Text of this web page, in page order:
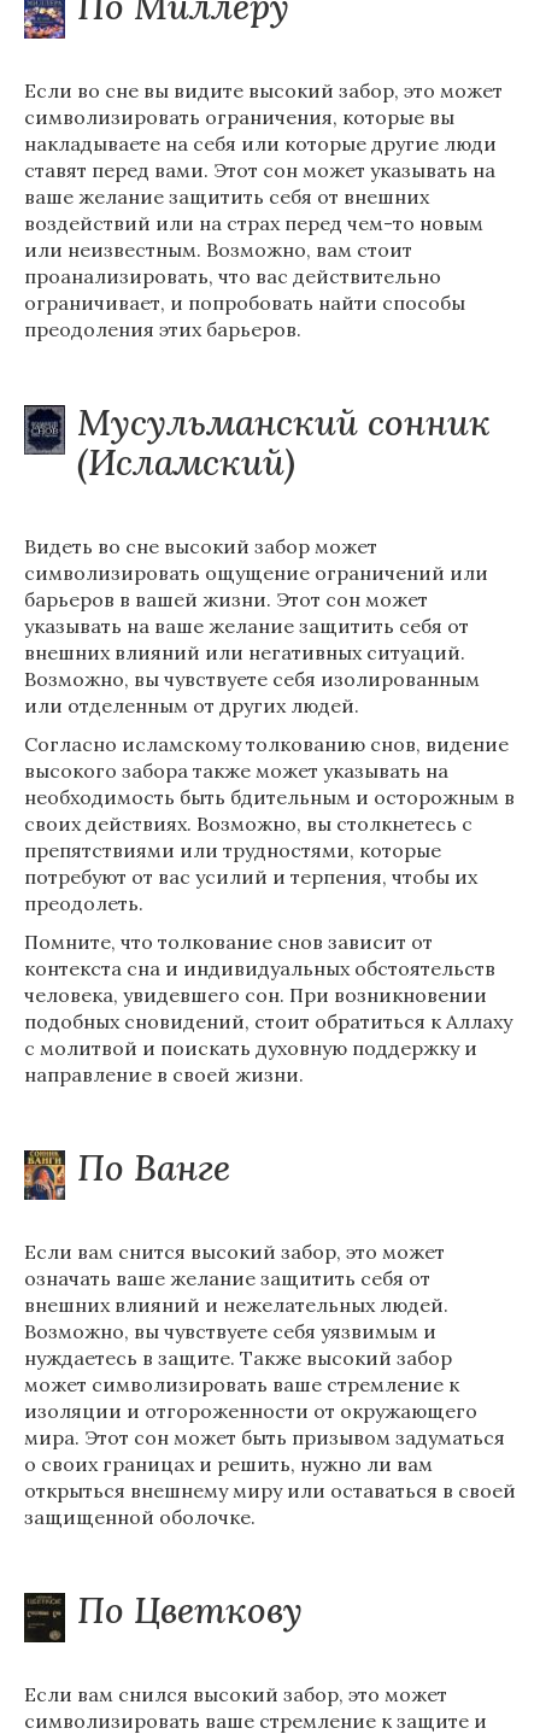
Если во сне вы видите высокий забор, это может
символизировать ограничения, которые вы
накладываете на себя или которые другие люди
ставят перед вами. Этот сон может указывать на
ваше желание защитить себя от внешних
воздействий или на страх перед чем-то новым
или неизвестным. Возможно, вам стоит
проанализировать, что вас действительно
ограничивает, и попробовать найти способы
преодоления этих барьеров.
Мусульманский сонник
(Исламский)
Видеть во сне высокий забор может
символизировать ощущение ограничений или
барьеров в вашей жизни. Этот сон может
указывать на ваше желание защитить себя от
внешних влияний или негативных ситуаций.
Возможно, вы чувствуете себя изолированным
или отделенным от других людей.
Согласно исламскому толкованию снов, видение
высокого забора также может указывать на
необходимость быть бдительным и осторожным в
своих действиях. Возможно, вы столкнетесь с
препятствиями или трудностями, которые
потребуют от вас усилий и терпения, чтобы их
преодолеть.
Помните, что толкование снов зависит от
контекста сна и индивидуальных обстоятельств
человека, увидевшего сон. При возникновении
подобных сновидений, стоит обратиться к Аллаху
с молитвой и поискать духовную поддержку и
направление в своей жизни.
По Ванге
Если вам снится высокий забор, это может
означать ваше желание защитить себя от
внешних влияний и нежелательных людей.
Возможно, вы чувствуете себя уязвимым и
нуждаетесь в защите. Также высокий забор
может символизировать ваше стремление к
изоляции и отгороженности от окружающего
мира. Этот сон может быть призывом задуматься
о своих границах и решить, нужно ли вам
открыться внешнему миру или оставаться в своей
защищенной оболочке.
По Цветкову
Если вам снился высокий забор, это может
символизировать ваше стремление к защите и